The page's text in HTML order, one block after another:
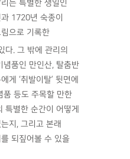
는 특별한 생일인
1720년 숙종이
으로 기록한
다. 그 밖에 관리의
품인 만인산, 탈춤반
게 ‘취발이탈’ 뒷면에
품 등도 주목할 만한
특별한 순간이 어떻게
지, 그리고 본래
되짚어볼 수 있을